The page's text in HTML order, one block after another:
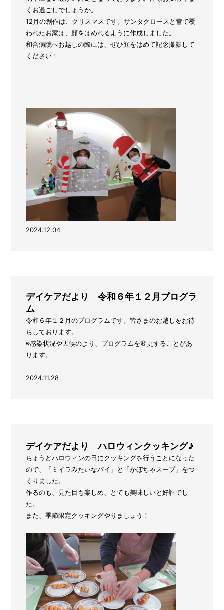
くお過ごしでしょうか。
12月の創作は、クリスマスです。サンタクロースと雪で覆
われたお家は、顔をはめれるように作成しました。
和合病院へお越しの際には、ぜひ顔をはめて記念撮影して
ください！
2024.12.04
デイケアだより 令和６年１２月プログラ
ム
令和６年１２月のプログラムです。皆さまのお越しをお待
ちしております。
※感染状況や天候のより、プログラムを変更することがあ
ります。
2024.11.28
デイケアだより ハロウィンクッキング♪
ちょうどハロウィンの日にクッキングを行うことになった
ので、「ミイラみたいなパイ」と「かぼちゃスープ」をつ
くりました。
作るのも、見た目も楽しめ、とても美味しいと好評でし
た。
また、季節限定クッキングやりましょう！